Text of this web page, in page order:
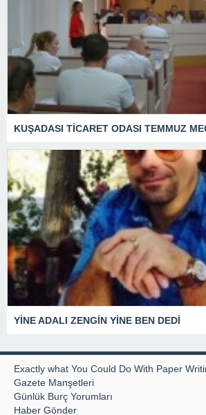
YİNE ADALI ZENGİN YİNE BEN DEDİ
Exactly what You Could Do With Paper
Gazete Manşetleri
Günlük Burç Yorumları
Haber Gönder